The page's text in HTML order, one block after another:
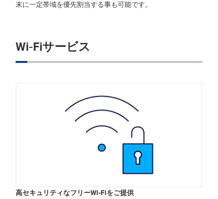
末に一定帯域を優先割当する事も可能です。
Wi-Fiサービス
高セキュリティなフリーWi-Fiをご提供